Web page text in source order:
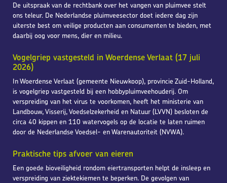
De uitspraak van de rechtbank over het vangen van pluimvee stelt
ons teleur. De Nederlandse pluimveesector doet iedere dag zijn
uiterste best om veilige producten aan consumenten te bieden, met
daarbij oog voor mens, dier en milieu.
Vogelgriep vastgesteld in Woerdense Verlaat (17 juli
2026)
In Woerdense Verlaat (gemeente Nieuwkoop), provincie Zuid-Holland,
is vogelgriep vastgesteld bij een hobbypluimveehouderij. Om
verspreiding van het virus te voorkomen, heeft het ministerie van
Landbouw, Visserij, Voedselzekerheid en Natuur (LVVN) besloten de
circa 40 kippen en 110 watervogels op de locatie te laten ruimen
door de Nederlandse Voedsel- en Warenautoriteit (NVWA).
Praktische tips afvoer van eieren
Een goede bioveiligheid rondom eiertransporten helpt de insleep en
verspreiding van ziektekiemen te beperken. De gevolgen van